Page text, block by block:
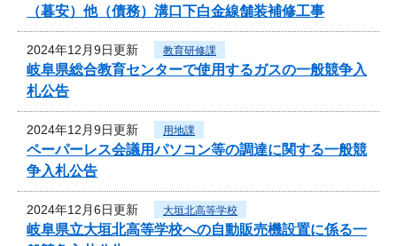
（暮安）他（債務）溝口下白金線舗装補修工事
2024年12月9日更新 教育研修課
岐阜県総合教育センターで使用するガスの一般競争入
札公告
2024年12月9日更新 用地課
ペーパーレス会議用パソコン等の調達に関する一般競
争入札公告
2024年12月6日更新 大垣北高等学校
岐阜県立大垣北高等学校への自動販売機設置に係る一